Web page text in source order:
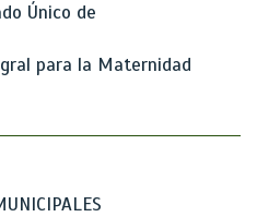
Único de
para la Maternidad